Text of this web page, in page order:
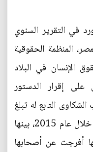
في التقرير السنوي
المنظمة الحقوقية
الإنسان في البلاد
على إقرار الدستور
التابع له تبلغ
بحصول 266 حالة اختفاء قسري خلال عام 2015، بينها
أفرجت عن أصحابها